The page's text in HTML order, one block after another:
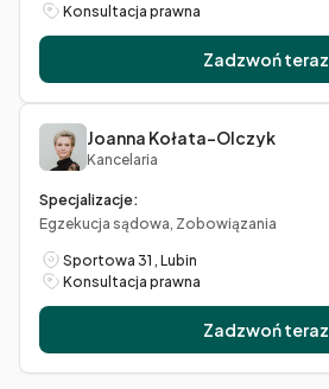
Konsultacja prawna
Zadzwoń teraz
Joanna Kołata-Olczyk
Kancelaria
Specjalizacje:
Egzekucja sądowa, Zobowiązania
Sportowa 31 , Lubin
Konsultacja prawna
Zadzwoń teraz